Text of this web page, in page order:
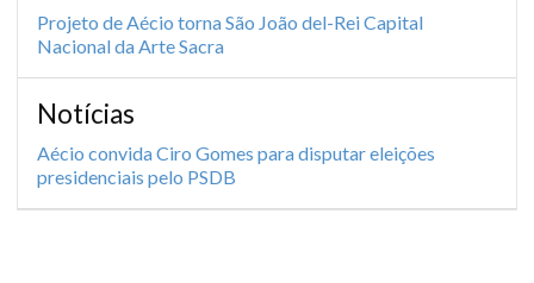
Projeto de Aécio torna São João del-Rei Capital
Nacional da Arte Sacra
Notícias
Aécio convida Ciro Gomes para disputar eleições
presidenciais pelo PSDB